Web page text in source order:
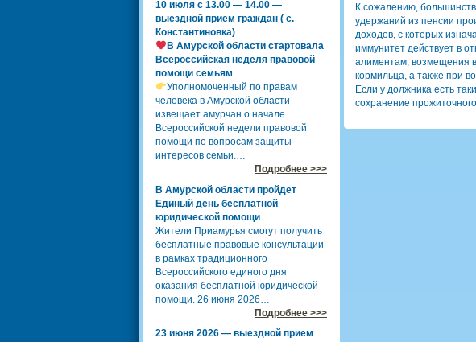
10 июля с 13.00 — 14.00 —
выездной прием граждан ( с.
Константиновка)
В Амурской области стартовала
Всероссийская неделя правовой
помощи семьям
Уполномоченный по правам
человека в Амурской области
извещает амурчан о начале
Всероссийской недели правовой
помощи по вопросам защиты
интересов семьи.…
Подробнее >>>
В Амурской области пройдет
Единый день бесплатной
юридической помощи
Жители Приамурья смогут получить
бесплатные правовые консультации
в рамках традиционного
Всероссийского единого дня
оказания бесплатной юридической
помощи. 26 июня 2026…
Подробнее >>>
23 июня 2026 — выездной прием
К сожалению,
удержаний из пенсии
доходов, с которых
иммунитет действует в
алиментам, возмещения
кормильца, а также при
Если у должника есть
сохранение